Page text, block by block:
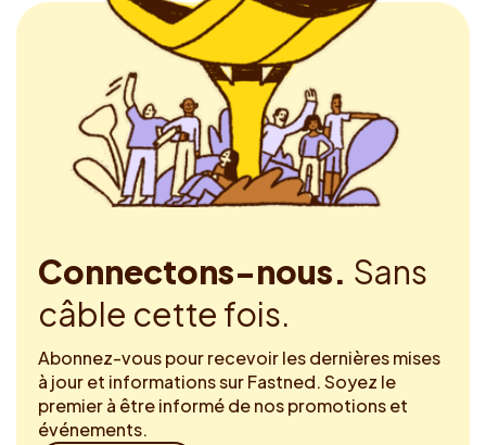
Connectons-nous. Sans
câble cette fois.
Abonnez-vous pour recevoir les dernières mises
à jour et informations sur Fastned. Soyez le
premier à être informé de nos promotions et
événements.